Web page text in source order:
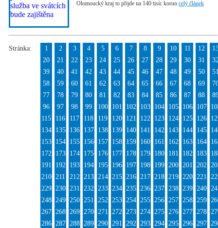
Olomoucký kraj to přijde na 140 tisíc korun celý článek
Stránka: 1 2 3 4 5 6 7 8 9 10 11 12
20
21 22 23 24 25 26 27 28 29 30 31
39
40 41 42 43 44 45 46 47 48 49 50
58
59 60 61 62 63 64 65 66 67 68 69
77
78 79 80 81 82 83 84 85 86 87 88
96
97 98 99 100 101 102 103 104 105 106 107
115
116 117 118 119 120 121 122 123 124 125 126
134
135 136 137 138 139 140 141 142 143 144 145
153
154 155 156 157 158 159 160 161 162 163 164
172
173 174 175 176 177 178 179 180 181 182 183
191
192 193 194 195 196 197 198 199 200 201 202
210 211 212 213 214 215 216 217 218 219 220 221
229 230 231 232 233 234 235 236 237 238 239 240
248 249 250 251 252 253 254 255 256 257 258 259
267 268 269 270 271 272 273 274 275 276 277 278
286 287 288 289 290 291 292 293 294 295 296 297